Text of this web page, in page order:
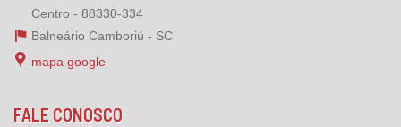
Centro - 88330-334
Balneário Camboriú - SC
mapa google
FALE CONOSCO